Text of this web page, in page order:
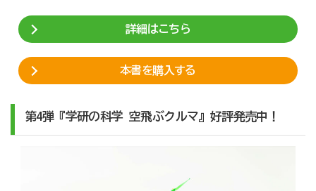
詳細はこちら
本書を購入する
第4弾『学研の科学 空飛ぶクルマ』好評発売中！